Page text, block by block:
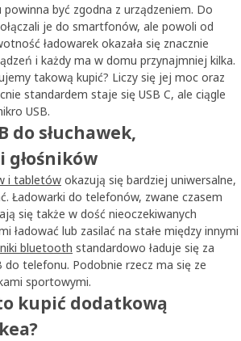
być zgodna z urządzeniem. Do
je do smartfonów, ale powoli od
ładowarek okazała się znacznie
i każdy ma w domu przynajmniej kilka.
takową kupić? Liczy się jej moc oraz
standardem staje się USB C, ale ciągle
USB.
do słuchawek,
i tabletów okazują się bardziej uniwersalne,
Ładowarki do telefonów, zwane czasem
się także w dość nieoczekiwanych
ładować lub zasilać na stałe między innymi
bluetooth standardowo ładuje się za
do telefonu. Podobnie rzecz ma się ze
sportowymi.
kupić dodatkową